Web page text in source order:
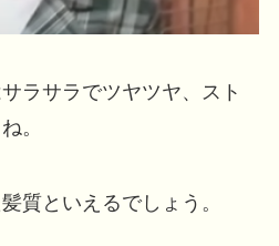
ラサラでツヤツヤ、スト
。
質といえるでしょう。